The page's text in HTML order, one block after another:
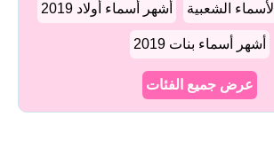
الأسماء الشعبية أشهر أسماء أولاد 2019
أشهر أسماء بنات 2019
عرض جميع الفئات